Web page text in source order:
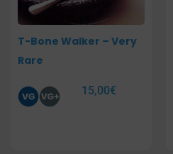
T-Bone Walker – Very
Rare
15,00€